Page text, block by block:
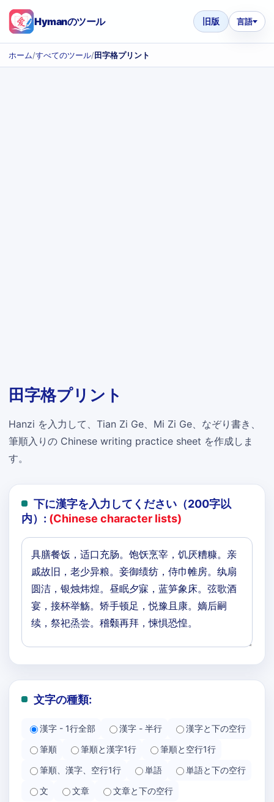
Hymanのツール 旧版 言語
ホーム/すべてのツール/田字格プリント
田字格プリント
Hanzi を入力して、Tian Zi Ge、Mi Zi Ge、なぞり書き、
筆順入りの Chinese writing practice sheet を作成しま
す。
下に漢字を入力してください（200字以
内）: (Chinese character lists)
文字の種類:
漢字 - 1行全部 漢字 - 半行
漢字と下の空行
筆順
筆順と漢字1行
筆順と空行1行
筆順、漢字、空行1行
単語
単語と下の空行
文
文章 文章と下の空行